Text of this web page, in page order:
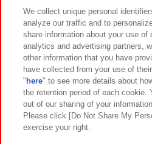
イベント・キャンペーン
関連会社 サステナビリテ
プライバシーポリシー ウェブアク
お取引先さまとともに
We collect unique personal
analyze our traffic and to
share information about your use of
analytics and advertising partners,
other information that you have
have collected from your use of
" here" to see more details about
the retention period of each cookie.
out of our sharing of your
Please click [Do Not Share My
exercise your right.